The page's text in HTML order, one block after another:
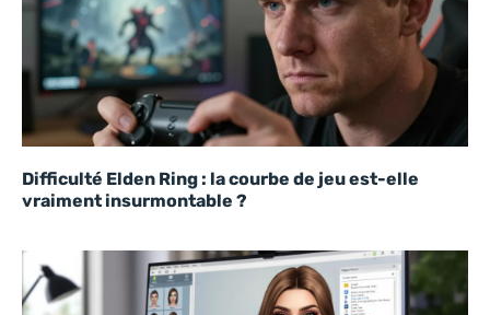
Difficulté Elden Ring : la courbe de jeu est-elle
vraiment insurmontable ?